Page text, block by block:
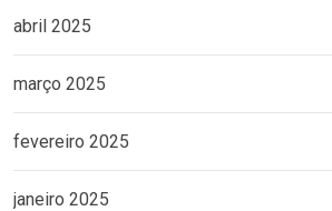
abril 2025
março 2025
fevereiro 2025
janeiro 2025